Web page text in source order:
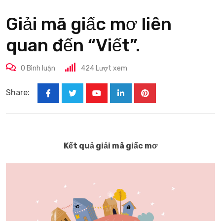
Giải mã giấc mơ liên
quan đến “Viết”.
0 Bình luận 424 Lượt xem
Share:
LinkedInPinterest
Kết quả giải mã giấc mơ